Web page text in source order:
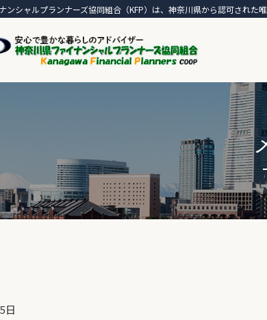
ンシャルプランナーズ協同組合（KFP）は、神奈川県から認可された唯
日